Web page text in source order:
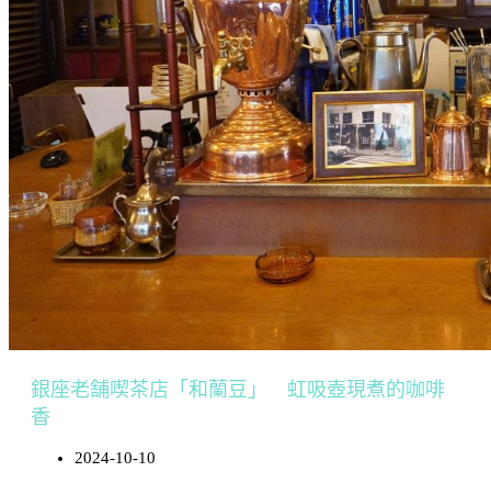
銀座老舗喫茶店「和蘭豆」 虹吸壺現煮的咖啡
香
2024-10-10